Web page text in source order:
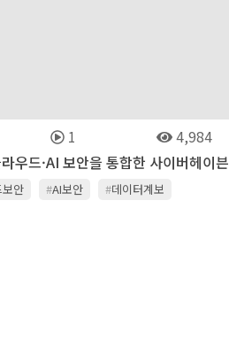
1
4,984
우드·AI 보안을 통합한 사이버헤이븐
안 #AI보안 #데이터계보